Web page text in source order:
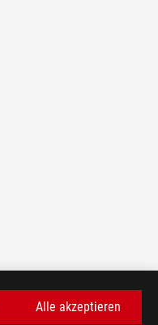
Alle akzeptieren